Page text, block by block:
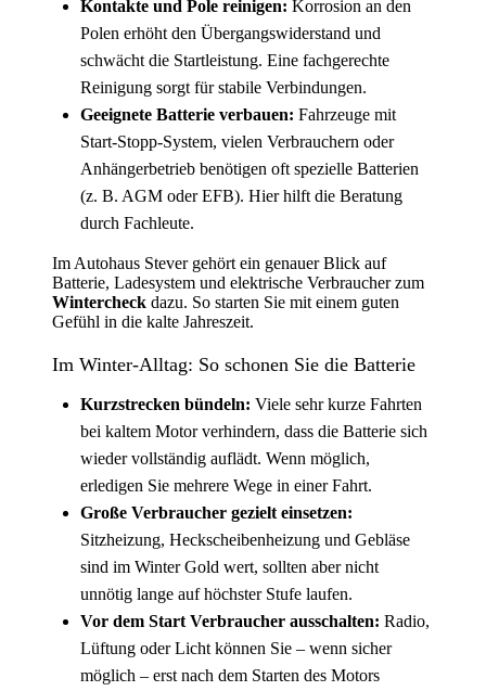
Kontakte und Pole reinigen: Korrosion an den
Polen erhöht den Übergangswiderstand und
schwächt die Startleistung. Eine fachgerechte
Reinigung sorgt für stabile Verbindungen.
Geeignete Batterie verbauen: Fahrzeuge mit
Start-Stopp-System, vielen Verbrauchern oder
Anhängerbetrieb benötigen oft spezielle Batterien
(z. B. AGM oder EFB). Hier hilft die Beratung
durch Fachleute.
Im Autohaus Stever gehört ein genauer Blick auf
Batterie, Ladesystem und elektrische Verbraucher zum
Wintercheck dazu. So starten Sie mit einem guten
Gefühl in die kalte Jahreszeit.
Im Winter-Alltag: So schonen Sie die Batterie
Kurzstrecken bündeln: Viele sehr kurze Fahrten
bei kaltem Motor verhindern, dass die Batterie sich
wieder vollständig auflädt. Wenn möglich,
erledigen Sie mehrere Wege in einer Fahrt.
Große Verbraucher gezielt einsetzen:
Sitzheizung, Heckscheibenheizung und Gebläse
sind im Winter Gold wert, sollten aber nicht
unnötig lange auf höchster Stufe laufen.
Vor dem Start Verbraucher ausschalten: Radio,
Lüftung oder Licht können Sie – wenn sicher
möglich – erst nach dem Starten des Motors